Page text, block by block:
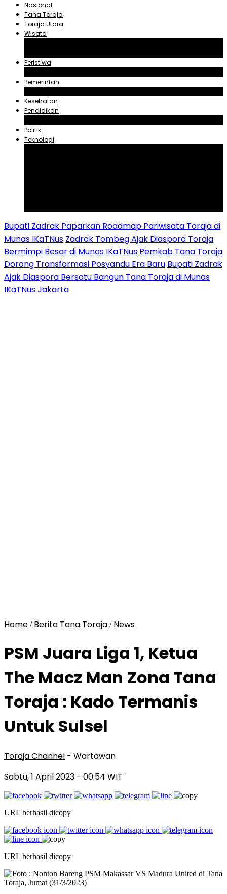
Nasional
Tana Toraja
Toraja Utara
Wisata
Peristiwa
Pemerintah
Kesehatan
Pendidikan
Politik
Teknologi
Bupati Zadrak Paparkan Roadmap Pariwisata Toraja di
Munas IKaTNus Zadrak Tombeg Ajak Diaspora Toraja
Bermimpi Besar di Munas IKaTNus Pemkab Tana Toraja
Dorong Transformasi Posyandu Era Baru Bupati Zadrak
Ajak Diaspora Bersatu Bangun Tana Toraja di Munas
IKaTNus Jakarta
Home / Berita Tana Toraja / News
PSM Juara Liga 1, Ketua
The Macz Man Zona Tana
Toraja : Kado Termanis
Untuk Sulsel
Toraja Channel - Wartawan
Sabtu, 1 April 2023 - 00:54 WIT
URL berhasil dicopy
URL berhasil dicopy